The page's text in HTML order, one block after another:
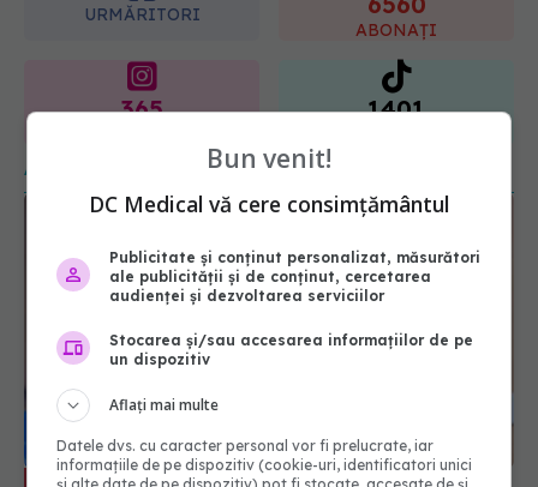
365
URMĂRITORI
1401
URMĂRITORI
ARTICOLE SIMILARE
EXCLUSIV
voie” nu ne scapă de bolile cardiovasculare:
Prevenția, un “cont de economii” cu dobândă
Bun venit!
DC Medical vă cere consimțământul
Publicitate și conținut personalizat, măsurători
ale publicității și de conținut, cercetarea
audienței și dezvoltarea serviciilor
Stocarea și/sau accesarea informațiilor de pe
un dispozitiv
Aflați mai multe
Datele dvs. cu caracter personal vor fi prelucrate, iar
informațiile de pe dispozitiv (cookie-uri, identificatori unici